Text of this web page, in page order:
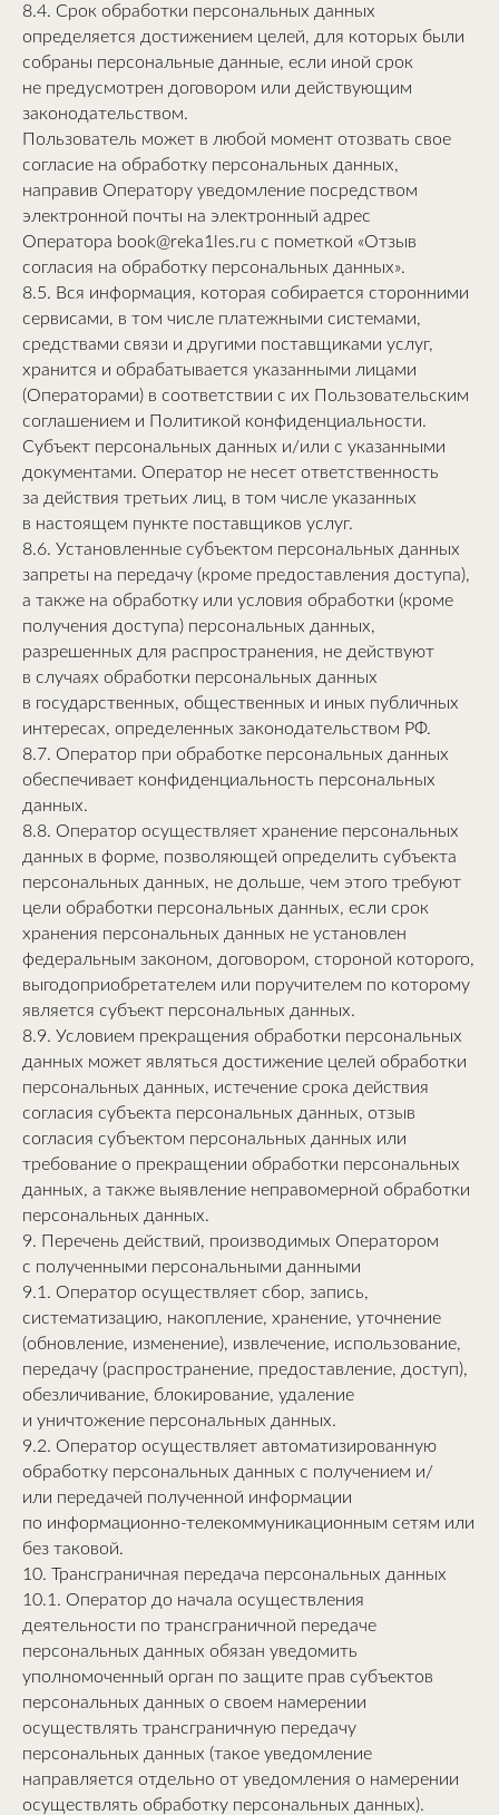
8.4. Срок обработки персональных данных
определяется достижением целей, для которых были
собраны персональные данные, если иной срок
не предусмотрен договором или действующим
законодательством.
Пользователь может в любой момент отозвать свое
согласие на обработку персональных данных,
направив Оператору уведомление посредством
электронной почты на электронный адрес
Оператора book@reka1les.ru с пометкой «Отзыв
согласия на обработку персональных данных».
8.5. Вся информация, которая собирается сторонними
сервисами, в том числе платежными системами,
средствами связи и другими поставщиками услуг,
хранится и обрабатывается указанными лицами
(Операторами) в соответствии с их Пользовательским
соглашением и Политикой конфиденциальности.
Субъект персональных данных и/или с указанными
документами. Оператор не несет ответственность
за действия третьих лиц, в том числе указанных
в настоящем пункте поставщиков услуг.
8.6. Установленные субъектом персональных данных
запреты на передачу (кроме предоставления доступа),
а также на обработку или условия обработки (кроме
получения доступа) персональных данных,
разрешенных для распространения, не действуют
в случаях обработки персональных данных
в государственных, общественных и иных публичных
интересах, определенных законодательством РФ.
8.7. Оператор при обработке персональных данных
обеспечивает конфиденциальность персональных
данных.
8.8. Оператор осуществляет хранение персональных
данных в форме, позволяющей определить субъекта
персональных данных, не дольше, чем этого требуют
цели обработки персональных данных, если срок
хранения персональных данных не установлен
федеральным законом, договором, стороной которого,
выгодоприобретателем или поручителем по которому
является субъект персональных данных.
8.9. Условием прекращения обработки персональных
данных может являться достижение целей обработки
персональных данных, истечение срока действия
согласия субъекта персональных данных, отзыв
согласия субъектом персональных данных или
требование о прекращении обработки персональных
данных, а также выявление неправомерной обработки
персональных данных.
9. Перечень действий, производимых Оператором
с полученными персональными данными
9.1. Оператор осуществляет сбор, запись,
систематизацию, накопление, хранение, уточнение
(обновление, изменение), извлечение, использование,
передачу (распространение, предоставление, доступ),
обезличивание, блокирование, удаление
и уничтожение персональных данных.
9.2. Оператор осуществляет автоматизированную
обработку персональных данных с получением и/
или передачей полученной информации
по информационно-телекоммуникационным сетям или
без таковой.
10. Трансграничная передача персональных данных
10.1. Оператор до начала осуществления
деятельности по трансграничной передаче
персональных данных обязан уведомить
уполномоченный орган по защите прав субъектов
персональных данных о своем намерении
осуществлять трансграничную передачу
персональных данных (такое уведомление
направляется отдельно от уведомления о намерении
осуществлять обработку персональных данных).